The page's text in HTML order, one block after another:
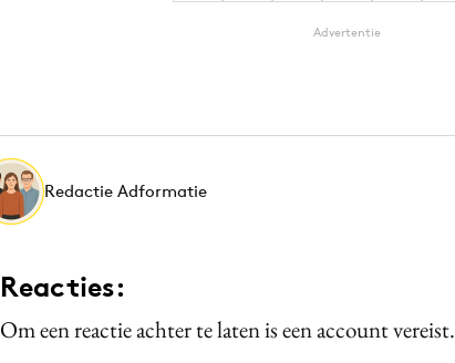
Advertentie
Redactie Adformatie
Reacties:
Om een reactie achter te laten is een account vereist.